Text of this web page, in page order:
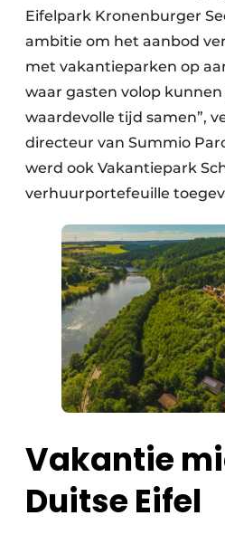
Eifelpark Kronenburger
ambitie om het aanbod
met vakantieparken op
waar gasten volop
waardevolle tijd samen”,
directeur van Summio
werd ook Vakantiepark
verhuurportefeuille
Vakantie
Duitse Eifel